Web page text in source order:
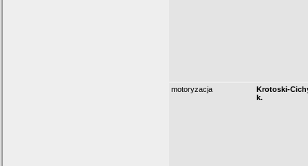
motoryzacja
Krotoski-
k.